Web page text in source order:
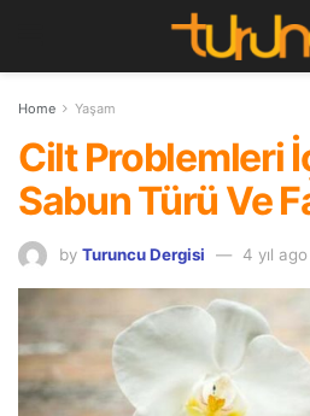
Home Yaşam
Cilt Problemleri
Sabun Türü Ve
by Turuncu Dergisi 4 yıl ago